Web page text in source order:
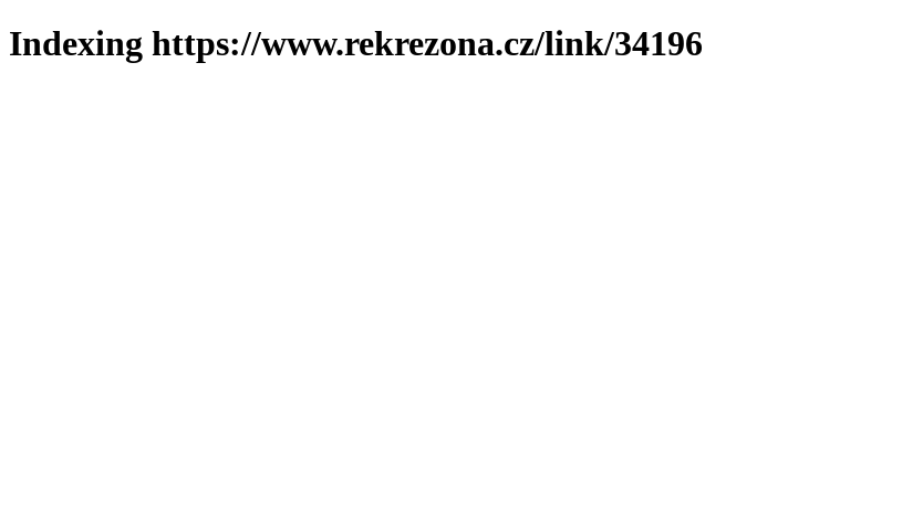
Indexing https://www.rekrezona.cz/link/34196